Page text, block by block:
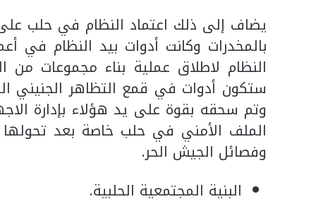
يضاف إلى ذلك اعتماد النظام في حلب على
بالمخدرات وكانت أدوات بيد النظام في
النظام لاطلاق عملية بناء مجموعات
ستكون أدوات في قمع التظاهر الجنيني
وتم سحقه بقوة على يد هؤلاء بإدارة
الملف الأمني في حلب خاصة بعد تحولها
وفصائل الجيش الحر.
البنية المجتمعية الحلبية.